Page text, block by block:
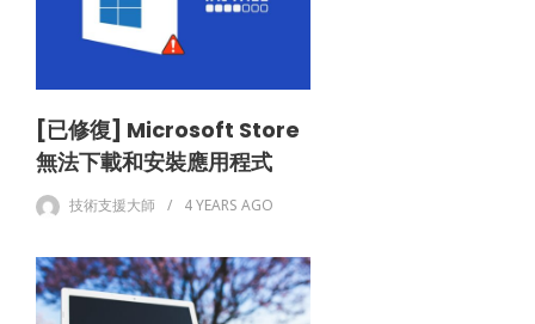
[已修復] Microsoft Store
無法下載和安裝應用程式
技術支援大師 4 YEARS AGO